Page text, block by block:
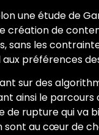
une étude de
création de
sans les
préférences
sur des
ainsi le parcours
de rupture qui va
sont au cœur de